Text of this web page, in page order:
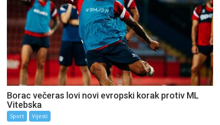
Borac večeras lovi novi evropski korak protiv ML
Vitebska
Sport Vijesti